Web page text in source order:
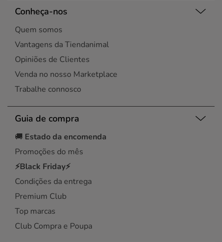
Conheça-nos
Quem somos
Vantagens da Tiendanimal
Opiniões de Clientes
Venda no nosso Marketplace
Trabalhe connosco
Guia de compra
🚚 Estado da encomenda
Promoções do mês
⚡Black Friday⚡
Condições da entrega
Premium Club
Top marcas
Club Compra e Poupa